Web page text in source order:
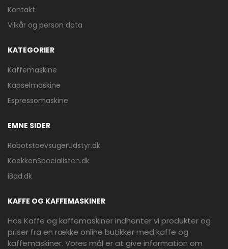
Kontakt
Vilkår og person data
KATEGORIER
Kaffemaskine
Kapselmaskine
Espressomaskine
EMNE SIDER
RobotstoevsugerUdstyr.dk
KoekkenSpecialisten.dk
iBad.dk
KAFFE OG KAFFEMASKINER
Hos Kaffe og kaffemaskiner indhenter vi produkter og
priser fra en række online butikker med kaffe og
kaffemaskiner. Vores mål er at give information om